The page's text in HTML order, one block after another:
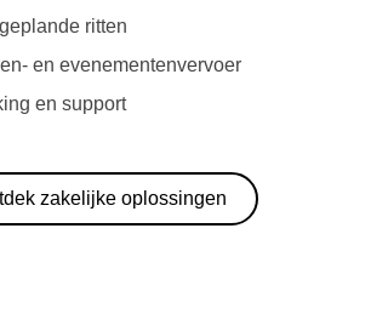
ritten
en evenementenvervoer
en support
zakelijke oplossingen